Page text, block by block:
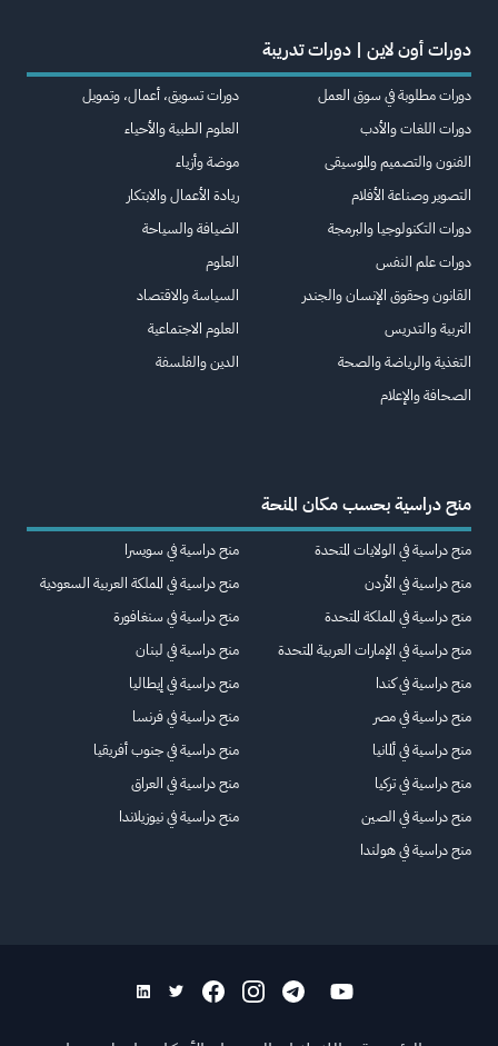
دورات أون لاين | دورات تدريبة
دورات مطلوبة في سوق العمل
دورات اللغات والأدب
الفنون والتصميم والموسيقى
التصوير وصناعة الأفلام
دورات التكنولوجيا والبرمجة
دورات علم النفس
القانون وحقوق الإنسان والجندر
التربية والتدريس
التغذية والرياضة والصحة
الصحافة والإعلام
دورات تسويق، أعمال، وتمويل
العلوم الطبية والأحياء
موضة وأزياء
ريادة الأعمال والابتكار
الضيافة والسياحة
العلوم
السياسة والاقتصاد
العلوم الاجتماعية
الدين والفلسفة
منح دراسية بحسب مكان المنحة
منح دراسية في الولايات المتحدة
منح دراسية في الأردن
منح دراسية في المملكة المتحدة
منح دراسية في الإمارات العربية المتحدة
منح دراسية في كندا
منح دراسية في مصر
منح دراسية في ألمانيا
منح دراسية في تركيا
منح دراسية في الصين
منح دراسية في هولندا
منح دراسية في سويسرا
منح دراسية في المملكة العربية السعودية
منح دراسية في سنغافورة
منح دراسية في لبنان
منح دراسية في إيطاليا
منح دراسية في فرنسا
منح دراسية في جنوب أفريقيا
منح دراسية في العراق
منح دراسية في نيوزيلاندا